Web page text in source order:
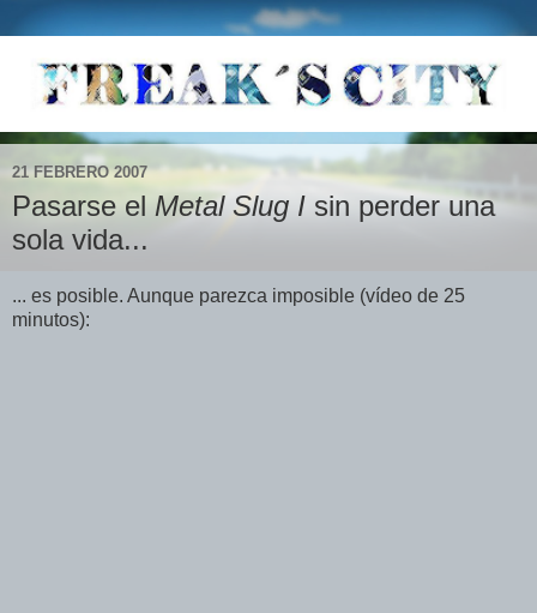
21 FEBRERO 2007
Pasarse el Metal Slug I sin perder una
sola vida...
... es posible. Aunque parezca imposible (vídeo de 25
minutos):